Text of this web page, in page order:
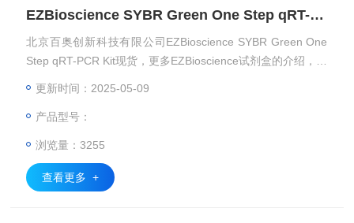
EZBioscience SYBR Green One Step qRT-PCR Kit
北京百奥创新科技有限公司EZBioscience SYBR Green One
Step qRT-PCR Kit现货，更多EZBioscience试剂盒的介绍，欢
更新时间：2025-05-09
产品型号：
浏览量：3255
查看更多 +